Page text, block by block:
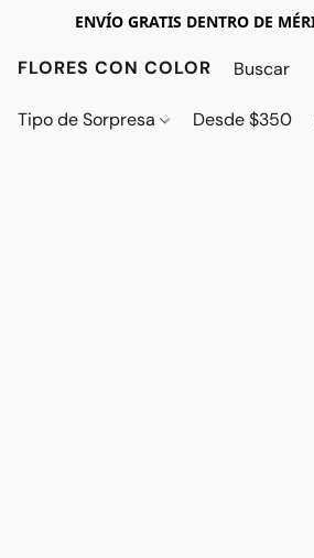
ENVÍO GRATIS DENTRO DE
FLORES CON COLOR
Tipo de Sorpresa Desde $350